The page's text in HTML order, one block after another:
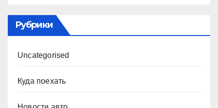
Рубрики
Uncategorised
Куда поехать